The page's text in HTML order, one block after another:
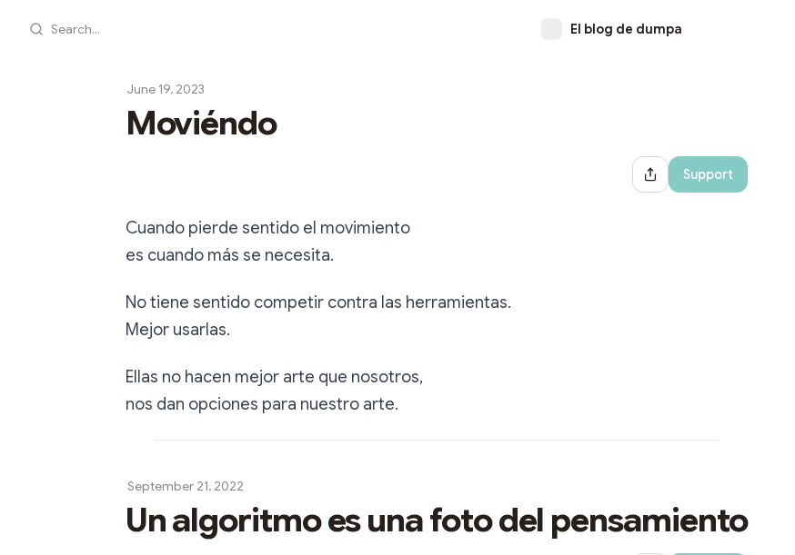
Search... El blog de dumpa
June 19, 2023
Moviéndo
Share DialogSupport
Cuando pierde sentido el movimiento
es cuando más se necesita.
No tiene sentido competir contra las herramientas.
Mejor usarlas.
Ellas no hacen mejor arte que nosotros,
nos dan opciones para nuestro arte.
September 21, 2022
Un algoritmo es una foto del pensamiento